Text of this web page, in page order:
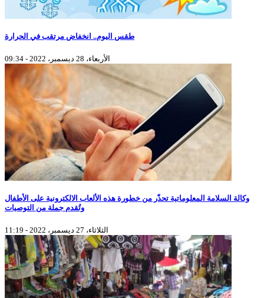
طقس اليوم.. انخفاض مرتقب في الحرارة
الأربعاء، 28 ديسمبر، 2022 - 09:34
وكالة السلامة المعلوماتية تحذّر من خطورة هذه الألعاب الالكترونية على الأطفال
وتُقدم جملة من التوصيات
الثلاثاء، 27 ديسمبر، 2022 - 11:19